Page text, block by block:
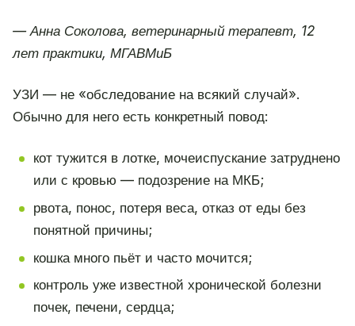
— Анна Соколова, ветеринарный терапевт, 12
лет практики, МГАВМиБ
УЗИ — не «обследование на всякий случай».
Обычно для него есть конкретный повод:
кот тужится в лотке, мочеиспускание затруднено
или с кровью — подозрение на МКБ;
рвота, понос, потеря веса, отказ от еды без
понятной причины;
кошка много пьёт и часто мочится;
контроль уже известной хронической болезни
почек, печени, сердца;